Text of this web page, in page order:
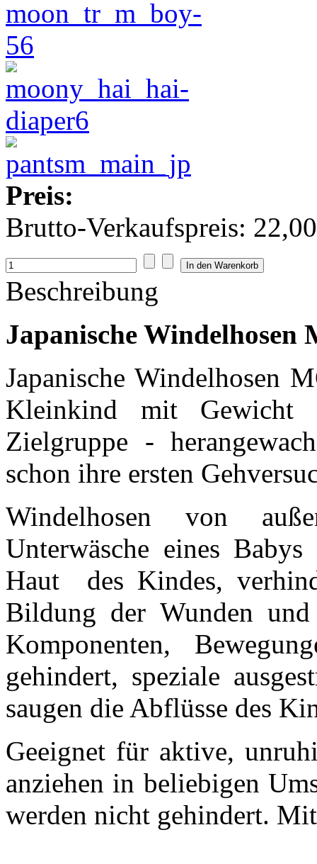
Preis:
Brutto-Verkaufspreis:
Beschreibung
Japanische
Japanische Windelhosen
Kleinkind mit Gewicht
Zielgruppe -
schon ihre ersten
Windelhosen von
Unterwäsche eines
Haut des Kindes,
Bildung der Wunden
Komponenten,
gehindert, speziale
saugen die Abflüsse des
Geeignet für aktive,
anziehen in beliebigen
werden nicht gehindert.